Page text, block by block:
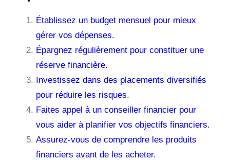
Établissez un budget mensuel pour mieux
gérer vos dépenses.
Épargnez régulièrement pour constituer une
réserve financière.
Investissez dans des placements diversifiés
pour réduire les risques.
Faites appel à un conseiller financier pour
vous aider à planifier vos objectifs financiers.
Assurez-vous de comprendre les produits
financiers avant de les acheter.